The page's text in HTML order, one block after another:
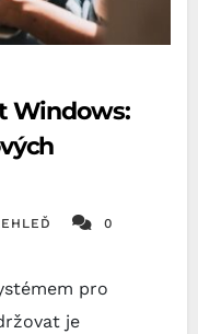
Windows:
0
pro
je